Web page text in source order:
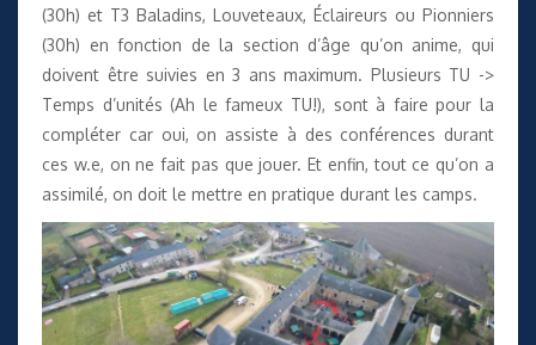
(30h) et T3 Baladins, Louveteaux, Éclaireurs ou Pionniers
(30h) en fonction de la section d’âge qu’on anime, qui
doivent être suivies en 3 ans maximum. Plusieurs TU ->
Temps d’unités (Ah le fameux TU!), sont à faire pour la
compléter car oui, on assiste à des conférences durant
ces w.e, on ne fait pas que jouer. Et enfin, tout ce qu’on a
assimilé, on doit le mettre en pratique durant les camps.